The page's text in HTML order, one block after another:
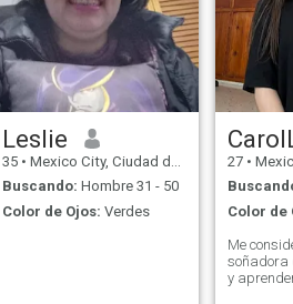
Leslie
35 • Mexico City, Ciudad de México, México
Buscando: Hombre 31 - 50
Color de Ojos: Verdes
27 • Mexico
Color de
Me
soñadora
y